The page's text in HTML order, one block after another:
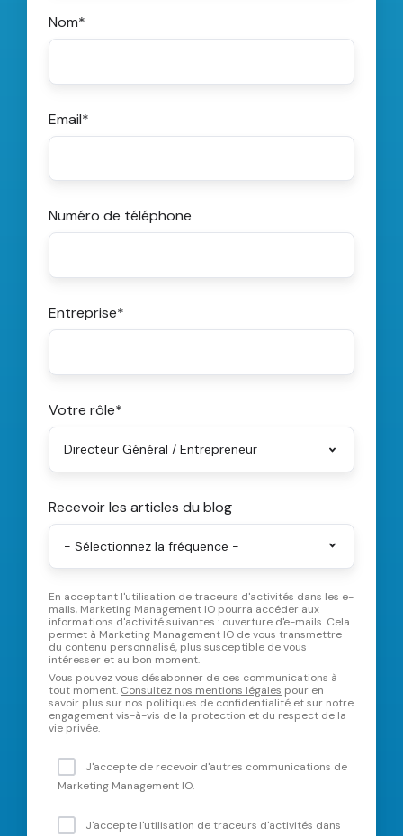
Nom*
Email*
Numéro de téléphone
Entreprise*
Votre rôle*
Recevoir les articles du blog
En acceptant l'utilisation de traceurs d'activités dans les e-
mails, Marketing Management IO pourra accéder aux
informations d'activité suivantes : ouverture d'e-mails. Cela
permet à Marketing Management IO de vous transmettre
du contenu personnalisé, plus susceptible de vous
intéresser et au bon moment.
Vous pouvez vous désabonner de ces communications à
tout moment. Consultez nos mentions légales pour en
savoir plus sur nos politiques de confidentialité et sur notre
engagement vis-à-vis de la protection et du respect de la
vie privée.
J'accepte de recevoir d'autres communications de
Marketing Management IO.
J'accepte l'utilisation de traceurs d'activités dans